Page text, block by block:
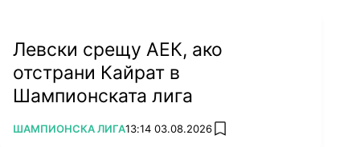
Левски срещу АЕК, ако
отстрани Кайрат в
Шампионската лига
ПОВЕЧЕ ОТ
ШАМПИОНСКА ЛИГА13:14 03.08.2026 add favorites